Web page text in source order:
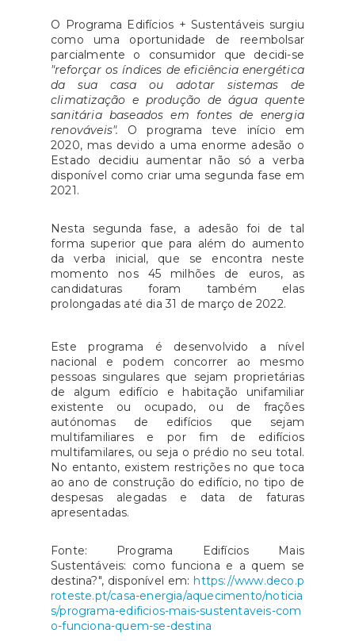
O Programa Edifícios + Sustentáveis surgiu
como uma oportunidade de reembolsar
parcialmente o consumidor que decidi-se
"reforçar os índices de eficiência energética
da sua casa ou adotar sistemas de
climatização e produção de água quente
sanitária baseados em fontes de energia
renováveis". O programa teve início em
2020, mas devido a uma enorme adesão o
Estado decidiu aumentar não só a verba
disponível como criar uma segunda fase em
2021.
Nesta segunda fase, a adesão foi de tal
forma superior que para além do aumento
da verba inicial, que se encontra neste
momento nos 45 milhões de euros, as
candidaturas foram também elas
prolongadas até dia 31 de março de 2022.
Este programa é desenvolvido a nível
nacional e podem concorrer ao mesmo
pessoas singulares que sejam proprietárias
de algum edifício e habitação unifamiliar
existente ou ocupado, ou de frações
autónomas de edifícios que sejam
multifamiliares e por fim de edifícios
multifamilares, ou seja o prédio no seu total.
No entanto, existem restrições no que toca
ao ano de construção do edifício, no tipo de
despesas alegadas e data de faturas
apresentadas.
Fonte: Programa Edifícios Mais
Sustentáveis: como funciona e a quem se
destina?", disponível em: https://www.deco.p
roteste.pt/casa-energia/aquecimento/noticia
s/programa-edificios-mais-sustentaveis-com
o-funciona-quem-se-destina